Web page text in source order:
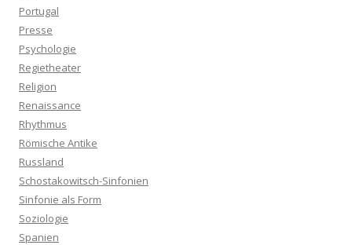
Portugal
Presse
Psychologie
Regietheater
Religion
Renaissance
Rhythmus
Römische Antike
Russland
Schostakowitsch-Sinfonien
Sinfonie als Form
Soziologie
Spanien